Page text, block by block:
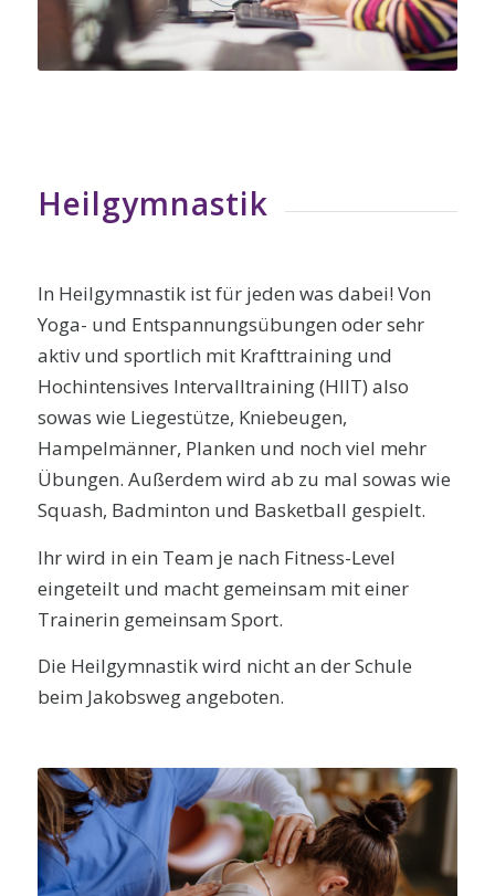
Heilgymnastik
In Heilgymnastik ist für jeden was dabei! Von
Yoga- und Entspannungsübungen oder sehr
aktiv und sportlich mit Krafttraining und
Hochintensives Intervalltraining (HIIT) also
sowas wie Liegestütze, Kniebeugen,
Hampelmänner, Planken und noch viel mehr
Übungen. Außerdem wird ab zu mal sowas wie
Squash, Badminton und Basketball gespielt.
Ihr wird in ein Team je nach Fitness-Level
eingeteilt und macht gemeinsam mit einer
Trainerin gemeinsam Sport.
Die Heilgymnastik wird nicht an der Schule
beim Jakobsweg angeboten.